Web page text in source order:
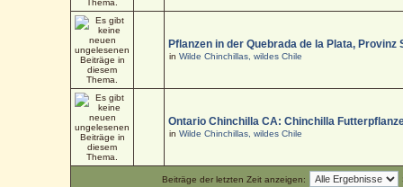
Pflanzen in der Quebrada de la Plata, Provinz
inWilde Chinchillas, wildes Chile
Ontario Chinchilla CA: Chinchilla
inWilde Chinchillas, wildes Chile
Beiträge der letzten Zeit anzeigen: